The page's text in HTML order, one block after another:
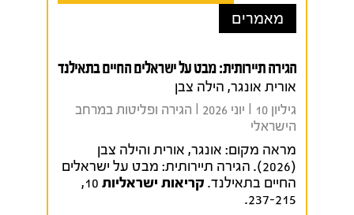
מאמרים
הגירה תיירותית: מבט על ישראלים החיים בתאילנד
אורית אונגר, הילה צבן
גיליון 10 I יוני 2026 I הגירה ופליטות במרחב
הישראלי
מראה מקום: אונגר, אורית והילה צבן
(2026). הגירה תיירותית: מבט על ישראלים
החיים בתאילנד.קריאות ישראליות
10,
237-215.